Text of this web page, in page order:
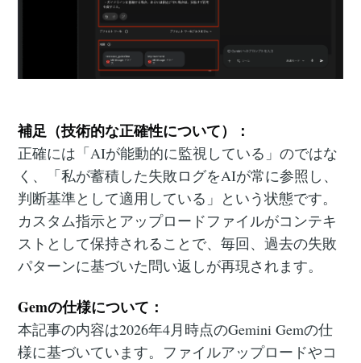
補足（技術的な正確性について）：
正確には「AIが能動的に監視している」のではな
く、「私が蓄積した失敗ログをAIが常に参照し、
判断基準として適用している」という状態です。
カスタム指示とアップロードファイルがコンテキ
ストとして保持されることで、毎回、過去の失敗
パターンに基づいた問い返しが再現されます。
Gemの仕様について：
本記事の内容は2026年4月時点のGemini Gemの仕
様に基づいています。ファイルアップロードやコ